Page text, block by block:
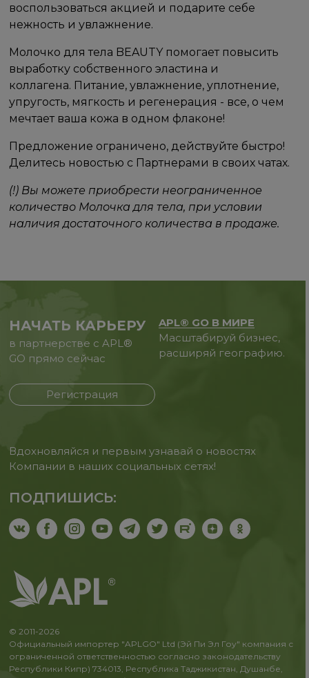
воспользоваться акцией и подарите себе
нежность и увлажнение.
Молочко для тела BEAUTY помогает повысить
выработку собственного эластина и
коллагена. Питание, увлажнение, уплотнение,
упругость, мягкость и регенерация - все, о чем
мечтает ваша кожа в одном флаконе!
Предложение ограничено, действуйте быстро!
Делитесь новостью с Партнерами в своих чатах.
(!) Вы можете приобрести неограниченное
количество Молочка для тела, при условии
наличия достаточного количества в продаже.
НАЧАТЬ КАРЬЕРУ
в партнерстве с APL®
GO прямо сейчас
Регистрация
APL® GO В МИРЕ
Масштабируй бизнес,
расширяй географию.
Вдохновляйся и первым узнавай о новостях
Компании в наших социальных сетях!
ПОДПИШИСЬ:
© 2011-2026
Официальный импортер "APLGO" Ltd (Эй Пи Эл Гоу" компания с
ограниченной ответственностью согласно законодательству
Республики Кипр) 734013, Республика Таджикистан, Душанбе,